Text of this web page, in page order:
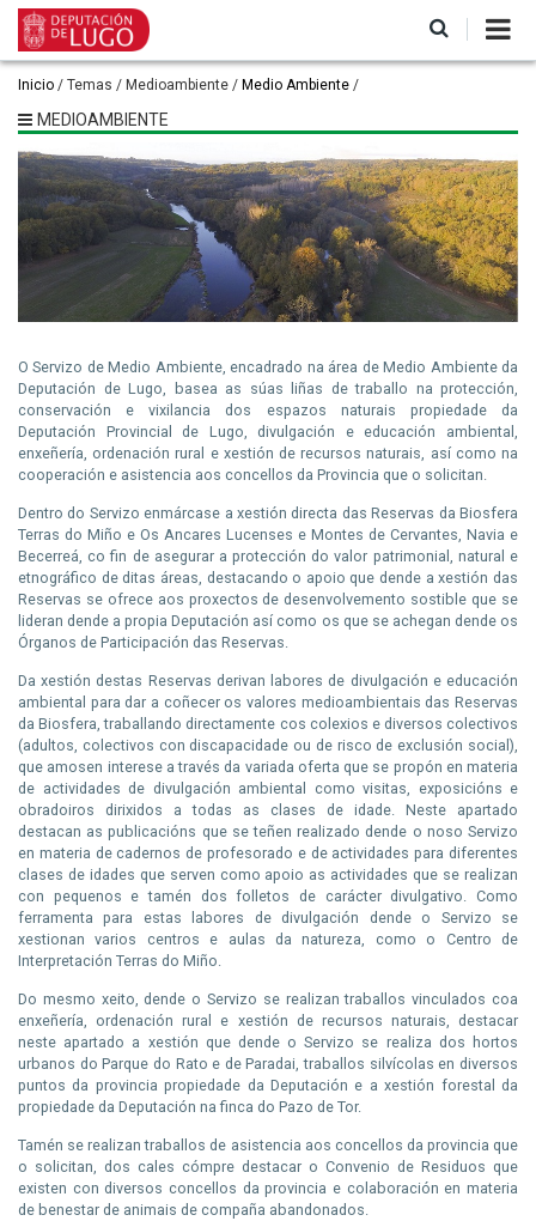
contido
principal
Miga
de
pan
Inicio Temas Medioambiente Medio Ambiente
MEDIOAMBIENTE
O Servizo de Medio Ambiente, encadrado na área de Medio Ambiente da
Deputación de Lugo, basea as súas liñas de traballo na protección,
conservación e vixilancia dos espazos naturais propiedade da
Deputación Provincial de Lugo, divulgación e educación ambiental,
enxeñería, ordenación rural e xestión de recursos naturais, así como na
cooperación e asistencia aos concellos da Provincia que o solicitan.
Dentro do Servizo enmárcase a xestión directa das Reservas da Biosfera
Terras do Miño e Os Ancares Lucenses e Montes de Cervantes, Navia e
Becerreá, co fin de asegurar a protección do valor patrimonial, natural e
etnográfico de ditas áreas, destacando o apoio que dende a xestión das
Reservas se ofrece aos proxectos de desenvolvemento sostible que se
lideran dende a propia Deputación así como os que se achegan dende os
Órganos de Participación das Reservas.
Da xestión destas Reservas derivan labores de divulgación e educación
ambiental para dar a coñecer os valores medioambientais das Reservas
da Biosfera, traballando directamente cos colexios e diversos colectivos
(adultos, colectivos con discapacidade ou de risco de exclusión social),
que amosen interese a través da variada oferta que se propón en materia
de actividades de divulgación ambiental como visitas, exposicións e
obradoiros dirixidos a todas as clases de idade. Neste apartado
destacan as publicacións que se teñen realizado dende o noso Servizo
en materia de cadernos de profesorado e de actividades para diferentes
clases de idades que serven como apoio as actividades que se realizan
con pequenos e tamén dos folletos de carácter divulgativo. Como
ferramenta para estas labores de divulgación dende o Servizo se
xestionan varios centros e aulas da natureza, como o Centro de
Interpretación Terras do Miño.
Do mesmo xeito, dende o Servizo se realizan traballos vinculados coa
enxeñería, ordenación rural e xestión de recursos naturais, destacar
neste apartado a xestión que dende o Servizo se realiza dos hortos
urbanos do Parque do Rato e de Paradai, traballos silvícolas en diversos
puntos da provincia propiedade da Deputación e a xestión forestal da
propiedade da Deputación na finca do Pazo de Tor.
Tamén se realizan traballos de asistencia aos concellos da provincia que
o solicitan, dos cales cómpre destacar o Convenio de Residuos que
existen con diversos concellos da provincia e colaboración en materia
de benestar de animais de compaña abandonados.